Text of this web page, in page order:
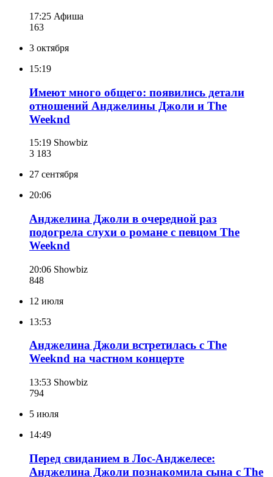
17:25 Афиша
163
3 октября
15:19
Имеют много общего: появились детали
отношений Анджелины Джоли и The
Weeknd
15:19 Showbiz
3 183
27 сентября
20:06
Анджелина Джоли в очередной раз
подогрела слухи о романе с певцом The
Weeknd
20:06 Showbiz
848
12 июля
13:53
Анджелина Джоли встретилась с The
Weeknd на частном концерте
13:53 Showbiz
794
5 июля
14:49
Перед свиданием в Лос-Анджелесе:
Анджелина Джоли познакомила сына с The